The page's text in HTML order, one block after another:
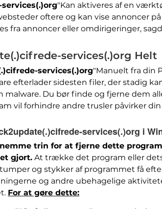
"Kan aktiveres af en
oftere og kan vise annoncer
fra annoncer eller omdirigeringer,
services(.)org Helt
services(.)org"Manuelt fra din
efterlader sidesten filer, der stadig
Du bør finde og fjerne dem
vil forhindre andre trusler påvirker
services(.)org i
trin for at fjerne dette
gjort. At trække det program eller
og stykker af programmet få
og andre ubehagelige
For at gøre dette: